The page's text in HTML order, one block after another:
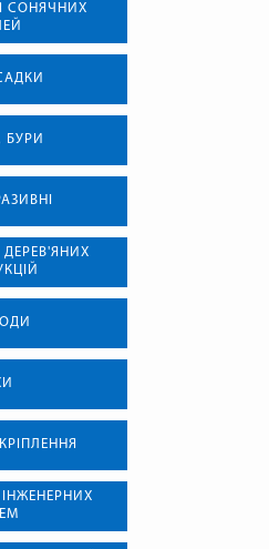
СОНЯЧНИХ
БУРИ
ДЕРЕВ'ЯНИХ